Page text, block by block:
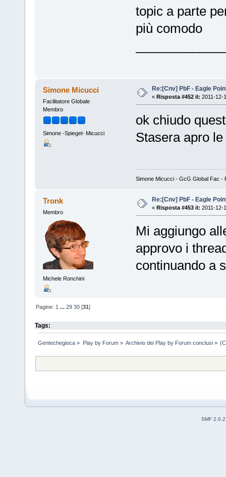
topic a parte
più comodo
Simone Micucci
Facilitatore Globale
Membro
Simone -Spiegel- Micucci
Re:[Cnv] PbF - Eagle
« Risposta #452 il: 2011-12-
ok chiudo
Stasera apro
Simone Micucci - GcG Global Fac -
Tronk
Membro
Michele Ronchini
Re:[Cnv] PbF - Eagle
« Risposta #453 il: 2011-12-
Mi aggiungo
approvo i
continuando a
Pagine: 1 ...29 30 [31]
Tags:
Gentechegioca » Play by Forum» Archivio dei Play by Forum conclusi»
SMF 2.0.2